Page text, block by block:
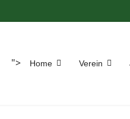
"> Home Verein